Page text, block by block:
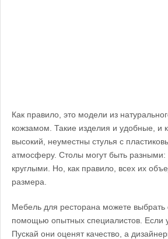
Как правило, это модели из
кожзамом. Такие изделия и удобные, и
высокий, неуместны стулья с
атмосферу. Столы могут быть
круглыми. Но, как правило, всех их
размера.
Мебель для ресторана можете выбрать
помощью опытных специалистов. Если
Пускай они оценят качество, а